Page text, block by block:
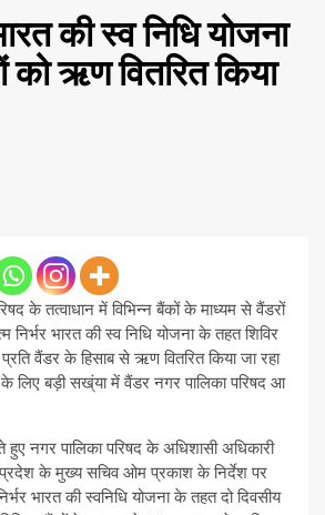
की स्व निधि योजना
ऋण वितरित किया
के तत्वाधान में विभिन्न बैंकों के माध्यम से वैंडरों
भारत की स्व निधि योजना के तहत शिविर
वैंडर के हिसाब से ऋण वितरित किया जा रहा
लिए बड़ी सख्ंया में वैंडर नगर पालिका परिषद आ
नगर पालिका परिषद के अधिशासी अधिकारी
प्रदेश के मुख्य सचिव ओम प्रकाश के निर्देश पर
भारत की स्वनिधि योजना के तहत दो दिवसीय